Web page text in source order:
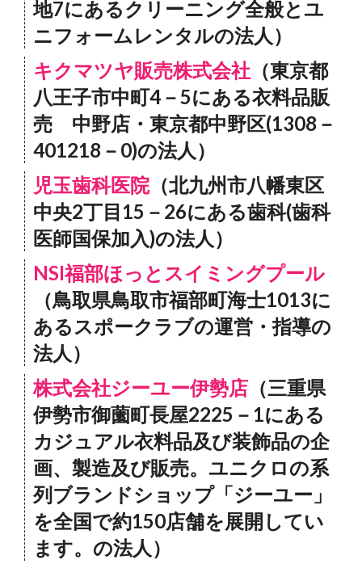
地7にあるクリーニング全般とユ
ニフォームレンタルの法人）
キクマツヤ販売株式会社 （東京都
八王子市中町4－5にある衣料品販
売 中野店・東京都中野区(1308－
401218－0)の法人）
児玉歯科医院（北九州市八幡東区
中央2丁目15－26にある歯科(歯科
医師国保加入)の法人）
NSI福部ほっとスイミングプール
（鳥取県鳥取市福部町海士1013に
あるスポークラブの運営・指導の
法人）
株式会社ジーユー伊勢店 （三重県
伊勢市御薗町長屋2225－1にある
カジュアル衣料品及び装飾品の企
画、製造及び販売。ユニクロの系
列ブランドショップ「ジーユー」
を全国で約150店舗を展開してい
ます。の法人）